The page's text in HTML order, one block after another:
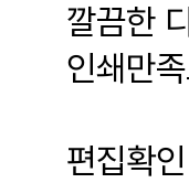
깔끔한
인쇄만
편집확